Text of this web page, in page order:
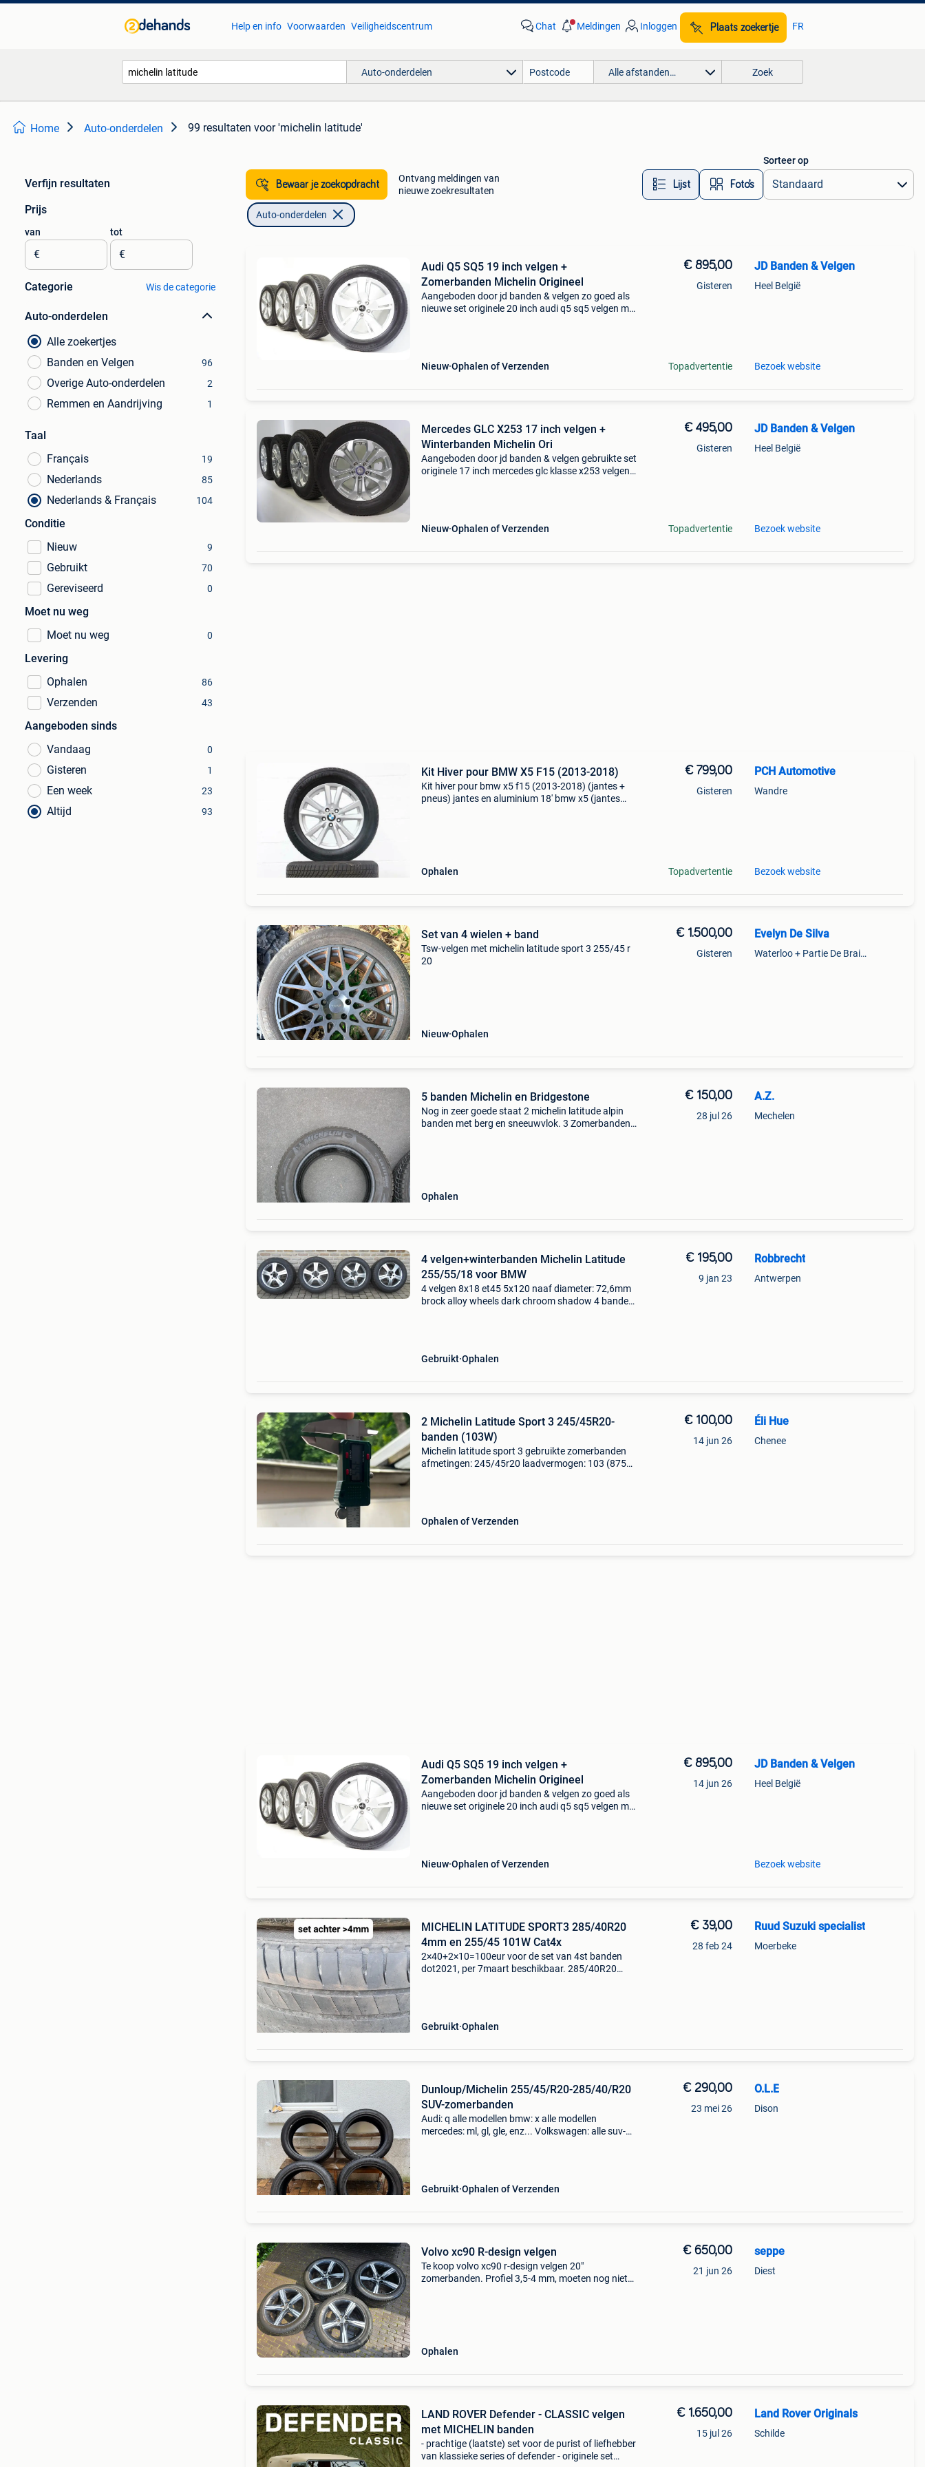
Help en info Voorwaarden Veiligheidscentrum Chat Meldingen Inloggen Plaats zoekertje FR
Auto-onderdelen Alle afstanden… Zoek
Home Auto-onderdelen 99 resultaten voor 'michelin latitude'
Verfijn resultaten
Prijs
van
€
tot
€
Categorie Wis de categorie
Auto-onderdelen
Alle zoekertjes
Banden en Velgen
96
Overige Auto-onderdelen 2
Remmen en Aandrijving 1
Taal
Français
19
Nederlands 85
Nederlands & Français 104
Conditie
Nieuw
9
Gebruikt 70
Gereviseerd 0
Moet nu weg
Moet nu weg
0
Levering
Ophalen
86
Verzenden 43
Aangeboden sinds
Vandaag
0
Gisteren 1
Een week 23
Altijd 93
Bewaar je zoekopdracht
Ontvang meldingen van
nieuwe zoekresultaten
Lijst Foto’s
Sorteer op
Auto-onderdelen
Audi Q5 SQ5 19 inch velgen +
Zomerbanden Michelin Origineel
Aangeboden door jd banden & velgen zo goed als
nieuwe set originele 20 inch audi q5 sq5 velgen met
Nieuw Ophalen of Verzenden
€ 895,00
Gisteren
Topadvertentie
JD Banden & Velgen
Heel België
Bezoek website
Mercedes GLC X253 17 inch velgen +
Winterbanden Michelin Ori
Aangeboden door jd banden & velgen gebruikte set
originele 17 inch mercedes glc klasse x253 velgen
Nieuw Ophalen of Verzenden
€ 495,00
Gisteren
Topadvertentie
JD Banden & Velgen
Heel België
Bezoek website
Kit Hiver pour BMW X5 F15 (2013-2018)
Kit hiver pour bmw x5 f15 (2013-2018) (jantes +
pneus) jantes en aluminium 18' bmw x5 (jantes
Ophalen
€ 799,00
Gisteren
Topadvertentie
PCH Automotive
Wandre
Bezoek website
Set van 4 wielen + band
Tsw-velgen met michelin latitude sport 3 255/45 r
20
Nieuw Ophalen
€ 1.500,00
Gisteren
Evelyn De Silva
Waterloo + Partie De Braine-L'Alleud, De Ohain
5 banden Michelin en Bridgestone
Nog in zeer goede staat 2 michelin latitude alpin
banden met berg en sneeuwvlok. 3 Zomerbanden
Ophalen
€ 150,00
28 jul 26
A.Z.
Mechelen
4 velgen+winterbanden Michelin Latitude
255/55/18 voor BMW
4 velgen 8x18 et45 5x120 naaf diameter: 72,6mm
brock alloy wheels dark chroom shadow 4 banden
Gebruikt Ophalen
€ 195,00
9 jan 23
Robbrecht
Antwerpen
2 Michelin Latitude Sport 3 245/45R20-
banden (103W)
Michelin latitude sport 3 gebruikte zomerbanden
afmetingen: 245/45r20 laadvermogen: 103 (875
Ophalen of Verzenden
€ 100,00
14 jun 26
Éli Hue
Chenee
Audi Q5 SQ5 19 inch velgen +
Zomerbanden Michelin Origineel
Aangeboden door jd banden & velgen zo goed als
nieuwe set originele 20 inch audi q5 sq5 velgen met
Nieuw Ophalen of Verzenden
€ 895,00
14 jun 26
JD Banden & Velgen
Heel België
Bezoek website
MICHELIN LATITUDE SPORT3 285/40R20
4mm en 255/45 101W Cat4x
2×40+2×10=100eur voor de set van 4st banden
dot2021, per 7maart beschikbaar. 285/40R20
Gebruikt Ophalen
€ 39,00
28 feb 24
Ruud Suzuki specialist
Moerbeke
Dunloup/Michelin 255/45/R20-285/40/R20
SUV-zomerbanden
Audi: q alle modellen bmw: x alle modellen
mercedes: ml, gl, gle, enz... Volkswagen: alle suv-
Gebruikt Ophalen of Verzenden
€ 290,00
23 mei 26
O.L.E
Dison
Volvo xc90 R-design velgen
Te koop volvo xc90 r-design velgen 20"
zomerbanden. Profiel 3,5-4 mm, moeten nog niet
Ophalen
€ 650,00
21 jun 26
seppe
Diest
LAND ROVER Defender - CLASSIC velgen
met MICHELIN banden
- prachtige (laatste) set voor de purist of liefhebber
van klassieke series of defender - originele set
€ 1.650,00
15 jul 26
Land Rover Originals
Schilde